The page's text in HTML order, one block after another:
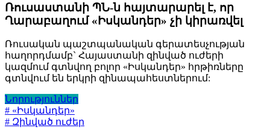
Ռուսաստանի ՊՆ-ն հայտարարել է, որ
Ղարաբաղում «Իսկանդեր» չի կիրառվել
Ռուսական պաշտպանական գերատեսչության
հաղորդմամբ` Հայաստանի զինված ուժերի
կազմում գտնվող բոլոր «Իսկանդեր» հրթիռները
գտնվում են երկրի զինապահեստներում:
Նորություններ
# «Իսկանդեր»
# Զինված ուժեր